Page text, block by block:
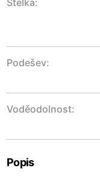
Podešev:
Voděodolnost:
Popis